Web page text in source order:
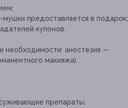
предоставляется в подарок;
купонов.
необходимости: анестезия —
макияжа).
препараты;